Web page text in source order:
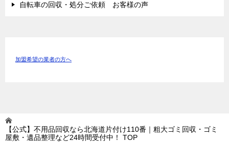
自転車の回収・処分ご依頼 お客様の声
加盟希望の業者の方へ
【公式】不用品回収なら北海道片付け110番｜粗大ゴミ回収・ゴミ
屋敷・遺品整理など24時間受付中！
TOP